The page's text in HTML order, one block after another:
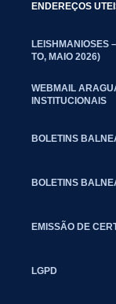
ENDEREÇOS
LEISHMANIOSES
TO, MAIO 2026)
WEBMAIL
INSTITUCIONAIS
BOLETINS
BOLETINS
EMISSÃO DE
LGPD